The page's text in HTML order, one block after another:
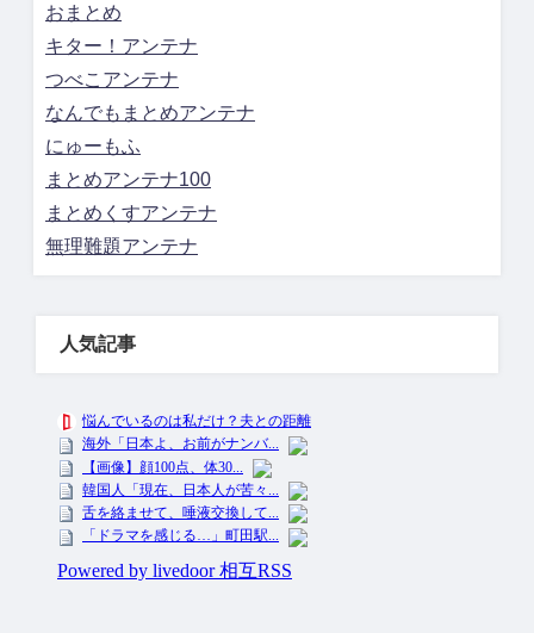
おまとめ
キター！アンテナ
つべこアンテナ
なんでもまとめアンテナ
にゅーもふ
まとめアンテナ100
まとめくすアンテナ
無理難題アンテナ
人気記事